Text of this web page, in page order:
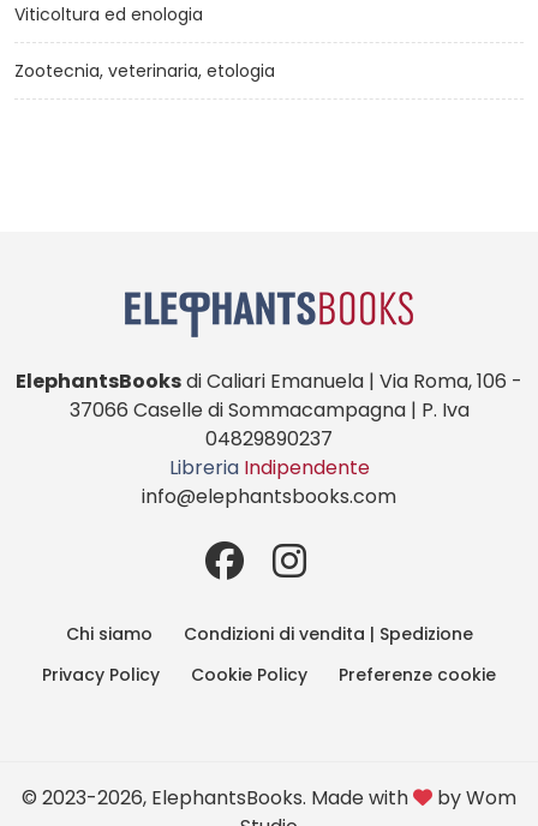
Viticoltura ed enologia
Zootecnia, veterinaria, etologia
ElephantsBooksdi Caliari Emanuela | Via Roma, 106 -
37066 Caselle di Sommacampagna | P. Iva
04829890237
Libreria Indipendente
info@elephantsbooks.com
Chi siamo
Condizioni di vendita | Spedizione
Privacy Policy
Cookie Policy Preferenze cookie
© 2023-2026, ElephantsBooks. Made with byWom